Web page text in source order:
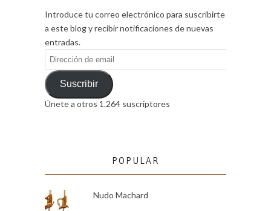
Introduce tu correo electrónico para suscribirte
a este blog y recibir notificaciones de nuevas
entradas.
Dirección
de
emailSuscribir
Únete a otros 1.264 suscriptores
POPULAR
Nudo Machard